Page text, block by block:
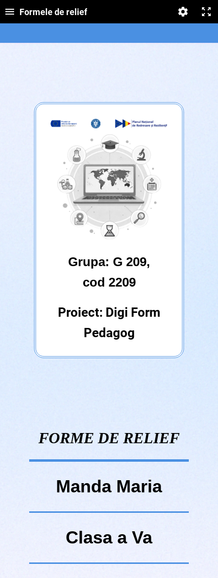
Formele de relief
Grupa: G 209,
cod 2209
Proiect: Digi Form
Pedagog
FORME DE RELIEF
Manda Maria
Clasa a Va